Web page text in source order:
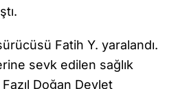
Fatih Y. yaralandı.
sevk edilen sağlık
Doğan Devlet